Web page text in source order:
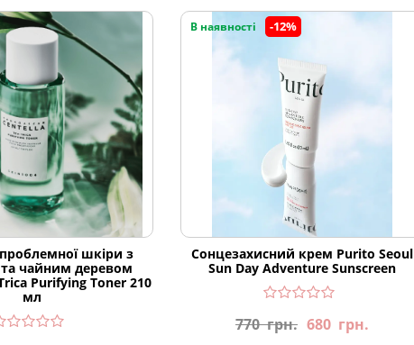
шкіри з
чайним деревом
Purifying Toner 210
мл
В наявності -12%
Сонцезахисний крем Purito Seoul
Sun Day Adventure Sunscreen
770грн. 680 грн.